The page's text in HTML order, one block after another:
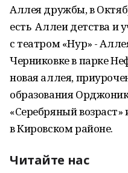
Аллея дружбы, в
есть Аллеи детства и
с театром «Нур» -
Черниковке в парке
новая аллея,
образования
«Серебряный
в Кировском районе.
Читайте нас